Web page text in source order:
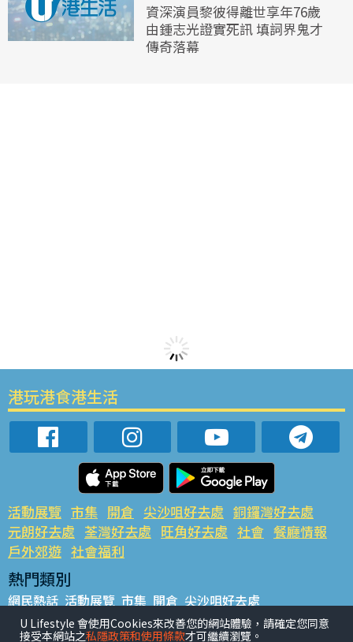
資深演員黎彼得離世享年76歲
由鍾志光證實死訊 填詞界鬼才
傳奇落幕
港玩港食港生活
活動展覽 市集 開倉 尖沙咀好去處 銅鑼灣好去處
元朗好去處 荃灣好去處 旺角好去處 社會 餐廳情報
戶外郊遊 社會福利
熱門類別
網民熱話 活動展覽 市集 開倉 尖沙咀好去處
銅鑼灣好去處 元朗好去處 荃灣好去處 旺角好去處 社會
餐廳情報 戶外郊遊
U Lifestyle 會使用Cookies來改善您的網站體驗，請確定您同意
接受本網站之私隱政策和使用條款才可繼續瀏覽。